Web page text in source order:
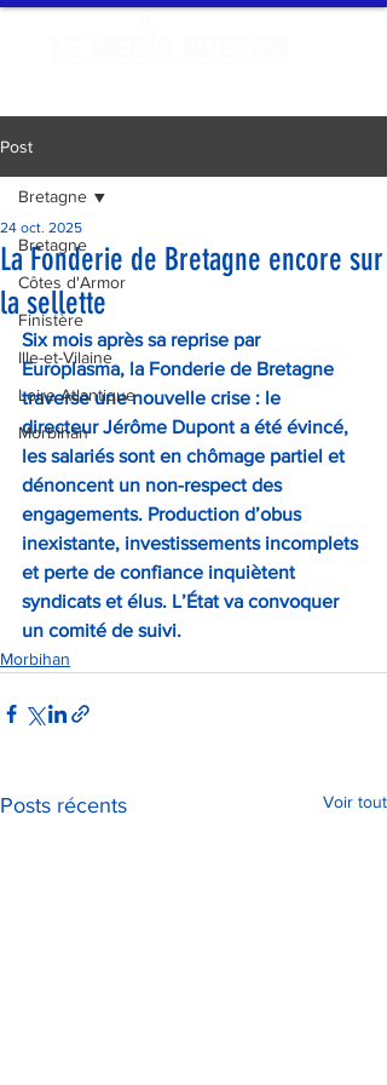
Post
Bretagne
Côtes d'Armor
Finistère
Ille-et-Vilaine
Loire Atlantique
Morbihan
Bretagne
La Fonderie de Bretagne encore sur
la sellette
24 oct. 2025
Six mois après sa reprise par
Europlasma, la Fonderie de Bretagne
traverse une nouvelle crise : le
directeur Jérôme Dupont a été évincé,
les salariés sont en chômage partiel et
dénoncent un non-respect des
engagements. Production d’obus
inexistante, investissements incomplets
et perte de confiance inquiètent
syndicats et élus. L’État va convoquer
un comité de suivi.
Morbihan
Posts récents Voir tout